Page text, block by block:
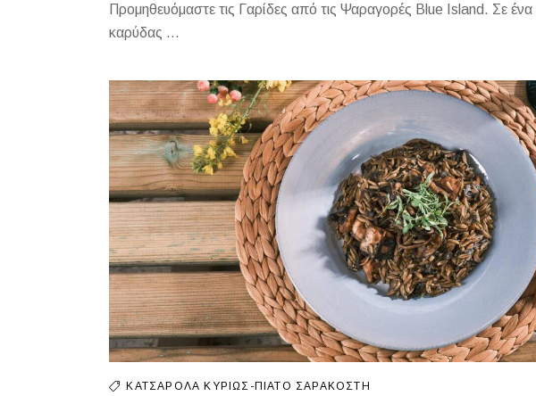
Προμηθευόμαστε τις Γαρίδες από τις Ψαραγορές Blue Island. Σε ένα
καρύδας ...
ΚΑΤΣΑΡΌΛΑ ΚΥΡΊΩΣ-ΠΙΆΤΟ ΣΑΡΑΚΟΣΤΉ